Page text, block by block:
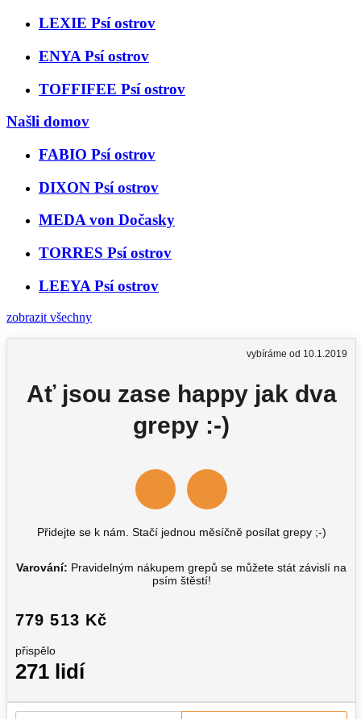
LEXIE Psí ostrov
ENYA Psí ostrov
TOFFIFEE Psí ostrov
Našli domov
FABIO Psí ostrov
DIXON Psí ostrov
MEDA von Dočasky
TORRES Psí ostrov
LEEYA Psí ostrov
zobrazit všechny